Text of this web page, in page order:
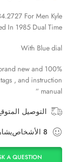
For Men Kyle
In 1985 Dual Time
With Blue dial
new and 100%
, and instruction
manual “
التوصيل
8 الأشخاص
A QUESTION